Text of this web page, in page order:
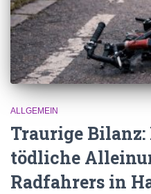
ALLGEMEIN
Traurige
tödliche
Radfahrers in